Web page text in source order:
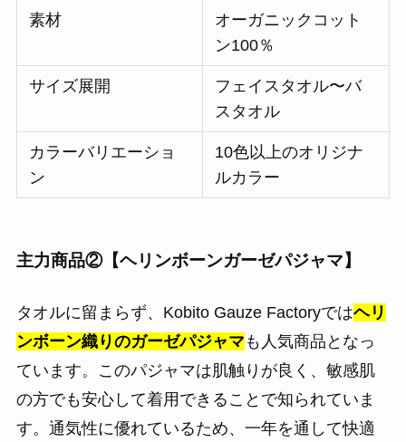
素材
オーガニックコット
ン100％
サイズ展開
フェイスタオル〜バ
スタオル
カラーバリエーショ
ン
10色以上のオリジナ
ルカラー
主力商品②【ヘリンボーンガーゼパジャマ】
タオルに留まらず、Kobito Gauze Factoryではヘリ
ンボーン織りのガーゼパジャマ も人気商品となっ
ています。このパジャマは肌触りが良く、敏感肌
の方でも安心して着用できることで知られていま
す。通気性に優れているため、一年を通して快適